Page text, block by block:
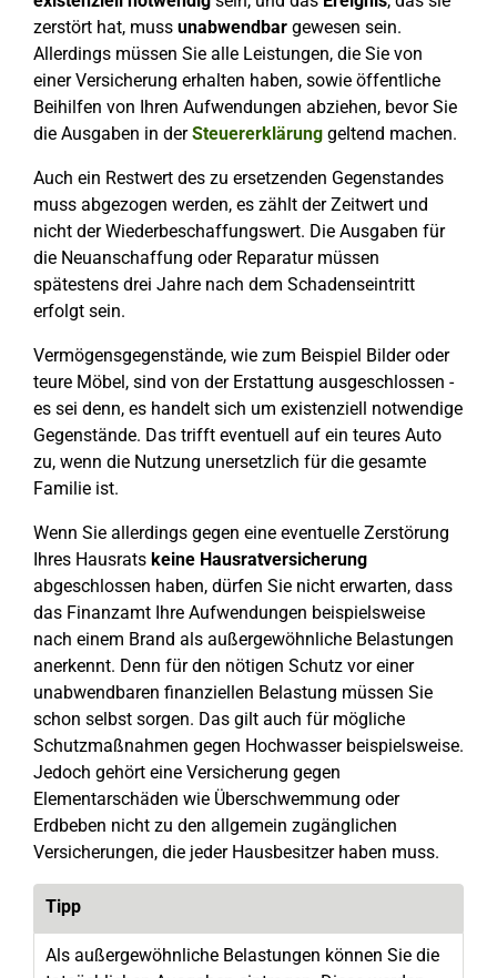
zerstört hat, muss unabwendbar gewesen sein.
Allerdings müssen Sie alle Leistungen, die Sie von
einer Versicherung erhalten haben, sowie öffentliche
Beihilfen von Ihren Aufwendungen abziehen, bevor Sie
die Ausgaben in derSteuererklärung geltend machen.
Auch ein Restwert des zu ersetzenden Gegenstandes
muss abgezogen werden, es zählt der Zeitwert und
nicht der Wiederbeschaffungswert. Die Ausgaben für
die Neuanschaffung oder Reparatur müssen
spätestens drei Jahre nach dem Schadenseintritt
erfolgt sein.
Vermögensgegenstände, wie zum Beispiel Bilder oder
teure Möbel, sind von der Erstattung ausgeschlossen -
es sei denn, es handelt sich um existenziell notwendige
Gegenstände. Das trifft eventuell auf ein teures Auto
zu, wenn die Nutzung unersetzlich für die gesamte
Familie ist.
Wenn Sie allerdings gegen eine eventuelle Zerstörung
Ihres Hausrats keine Hausratversicherung
abgeschlossen haben, dürfen Sie nicht erwarten, dass
das Finanzamt Ihre Aufwendungen beispielsweise
nach einem Brand als außergewöhnliche Belastungen
anerkennt. Denn für den nötigen Schutz vor einer
unabwendbaren finanziellen Belastung müssen Sie
schon selbst sorgen. Das gilt auch für mögliche
Schutzmaßnahmen gegen Hochwasser beispielsweise.
Jedoch gehört eine Versicherung gegen
Elementarschäden wie Überschwemmung oder
Erdbeben nicht zu den allgemein zugänglichen
Versicherungen, die jeder Hausbesitzer haben muss.
Tipp
Als außergewöhnliche Belastungen können Sie die